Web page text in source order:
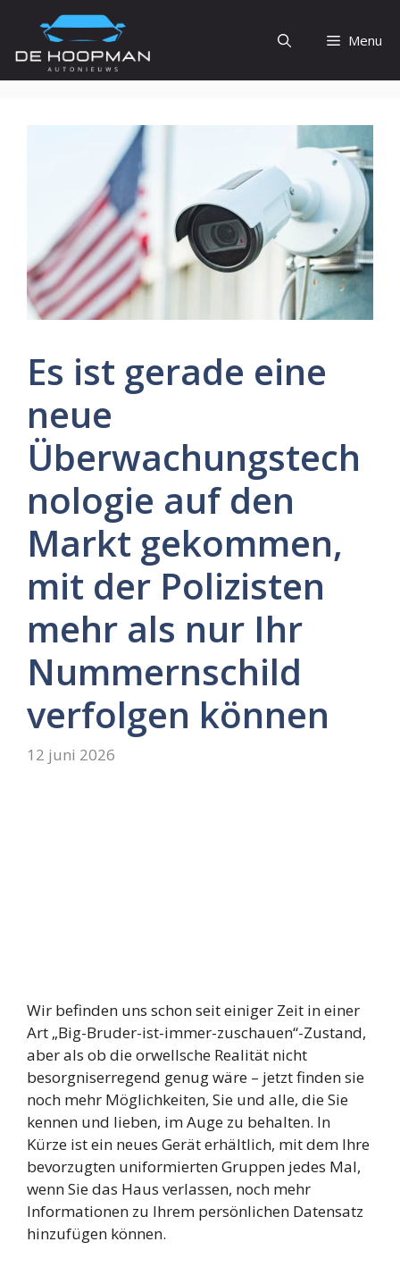
de
inhoud
Menu
Es ist gerade eine
neue
Überwachungstech
nologie auf den
Markt gekommen,
mit der Polizisten
mehr als nur Ihr
Nummernschild
verfolgen können
12 juni 2026
Wir befinden uns schon seit einiger Zeit in einer
Art „Big-Bruder-ist-immer-zuschauen“-Zustand,
aber als ob die orwellsche Realität nicht
besorgniserregend genug wäre – jetzt finden sie
noch mehr Möglichkeiten, Sie und alle, die Sie
kennen und lieben, im Auge zu behalten. In
Kürze ist ein neues Gerät erhältlich, mit dem Ihre
bevorzugten uniformierten Gruppen jedes Mal,
wenn Sie das Haus verlassen, noch mehr
Informationen zu Ihrem persönlichen Datensatz
hinzufügen können.